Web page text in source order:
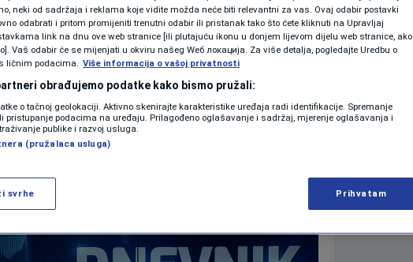
N1 SPECIJAL
FENOMENI
NEISTRAŽENO
VIRALNO
DNEVNIK | 0 komentara
Više
neki od sadržaja i reklama koje vidite možda neće biti relevantni za vas. Ovaj odabir postavki
odabrati i pritom promijeniti trenutni odabir ili pristanak tako što ćete kliknuti na Upravljaj
link na dnu ove web stranice [ili plutajuću ikonu u donjem lijevom dijelu web stranice, ako
Vaš odabir će se mijenjati u okviru našeg Wеб локација. Za više detalja, pogledajte Uredbu o
ličnim podacima. Više informacija o vašoj privatnosti
obrađujemo podatke kako bismo pružali:
o tačnoj geolokaciji. Aktivno skenirajte karakteristike uređaja radi identifikacije. Spremanje
pristupanje podacima na uređaju. Prilagođeno oglašavanje i sadržaj, mjerenje oglašavanja i
publike i razvoj usluga.
(pružalaca usluga)
svrhe Prihvatam